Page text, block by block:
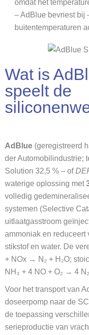
omdat het
– AdBlue bevriest bij
buitentemperaturen
Wat is
speelt de
AdBlue (geregistreerd
der Automobilindustrie;
Solution 32,5 % – of
waterige oplossing met
volledig
systemen (Selective
uitlaatgasstroom
ammoniak en reduceert
stikstof en water. De
+ NOx → N₂ + H₂O;
NH₃ + 4 NO + O₂ → 4
Voor het transport van
doseerpomp naar de
de toepassing
serieproductie van